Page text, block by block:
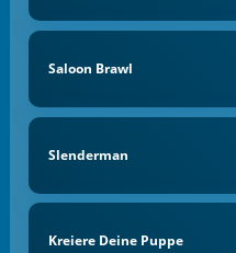
Saloon Brawl
Slenderman
Kreiere Deine Puppe